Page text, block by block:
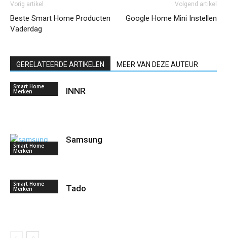
Vorig artikel
Beste Smart Home Producten
Vaderdag
Volgend artikel
Google Home Mini Instellen
GERELATEERDE ARTIKELEN MEER VAN DEZE AUTEUR
Smart Home
Merken INNR
Smart Home
Merken
Samsung
Smart Home
Merken Tado